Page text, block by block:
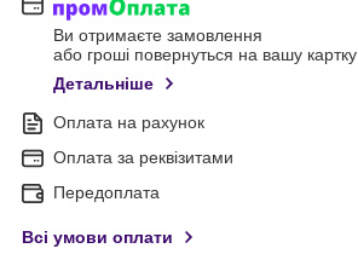
Ви отримаєте замовлення
або гроші повернуться на вашу картку
Детальніше
Оплата на рахунок
Оплата за реквізитами
Передоплата
Всі умови оплати